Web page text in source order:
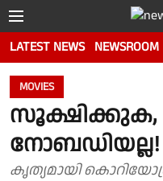
LATEST NEWS NEWSROOM
MOVIES
സൂക്ഷിക്കുക,
നോബഡിയല്ല! 'I,
കൃത്യമായി